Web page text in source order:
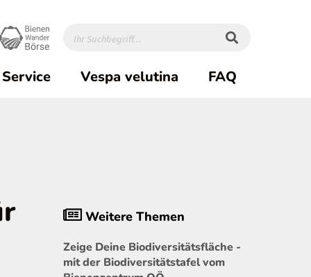
Service Vespa velutina FAQ
Weitere Themen
Zeige Deine Biodiversitätsfläche -
mit der Biodiversitätstafel vom